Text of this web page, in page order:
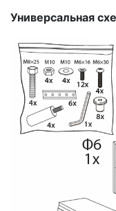
Универсальная